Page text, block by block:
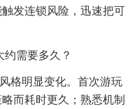
发连锁风险，迅速把可
需要多久？
格明显变化。首次游玩
而耗时更久；熟悉机制